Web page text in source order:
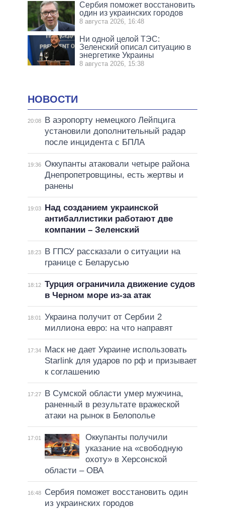
Сербия поможет восстановить
один из украинских городов
8 августа 2026, 16:48
Ни одной целой ТЭС:
Зеленский описал ситуацию в
энергетике Украины
8 августа 2026, 15:38
НОВОСТИ
20:08
В аэропорту немецкого Лейпцига
установили дополнительный радар
после инцидента с БПЛА
19:36 Оккупанты атаковали четыре района
Днепропетровщины, есть жертвы и
ранены
19:03
Над созданием украинской
антибаллистики работают две
компании – Зеленский
18:23
В ГПСУ рассказали о ситуации на
границе с Беларусью
18:12 Турция ограничила движение судов
в Черном море из-за атак
18:01
Украина получит от Сербии 2
миллиона евро: на что направят
17:34
Маск не дает Украине использовать
Starlink для ударов по рф и призывает
к соглашению
17:27
В Сумской области умер мужчина,
раненный в результате вражеской
атаки на рынок в Белополье
17:01
Оккупанты получили
указание на «свободную
охоту» в Херсонской
области – ОВА
16:48
Сербия поможет восстановить один
из украинских городов